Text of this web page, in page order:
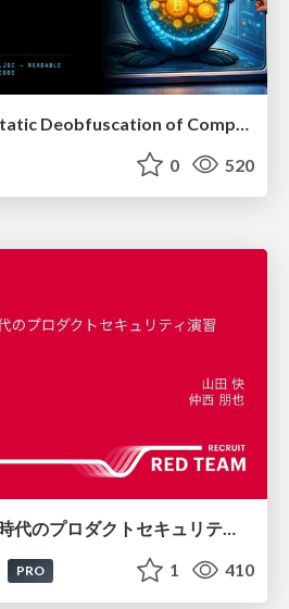
0 520
攻撃と防御で学ぶAI時代のプロダクトセキュリティ演習
PRO 1 410